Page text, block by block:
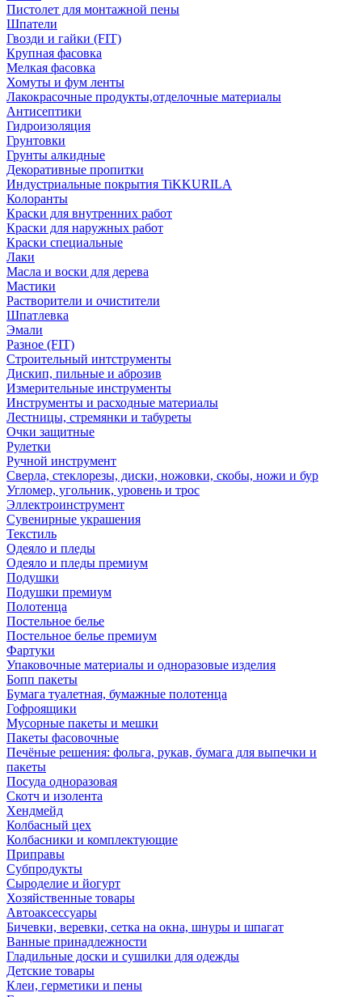
Пистолет для монтажной пены
Шпатели
Гвозди и гайки (FIT)
Крупная фасовка
Мелкая фасовка
Хомуты и фум ленты
Лакокрасочные продукты,отделочные материалы
Антисептики
Гидроизоляция
Грунтовки
Грунты алкидные
Декоративные пропитки
Индустриальные покрытия TiKKURILA
Колоранты
Краски для внутренних работ
Краски для наружных работ
Краски специальные
Лаки
Масла и воски для дерева
Мастики
Растворители и очистители
Шпатлевка
Эмали
Разное (FIT)
Строительный интструменты
Дискип, пильные и аброзив
Измерительные инструменты
Инструменты и расходные материалы
Лестницы, стремянки и табуреты
Очки защитные
Рулетки
Ручной инструмент
Сверла, стеклорезы, диски, ножовки, скобы, ножи и бур
Угломер, угольник, уровень и трос
Эллектроинструмент
Сувенирные украшения
Текстиль
Одеяло и пледы
Одеяло и пледы премиум
Подушки
Подушки премиум
Полотенца
Постельное белье
Постельное белье премиум
Фартуки
Упаковочные материалы и одноразовые изделия
Бопп пакеты
Бумага туалетная, бумажные полотенца
Гофроящики
Мусорные пакеты и мешки
Пакеты фасовочные
Печёные решения: фольга, рукав, бумага для выпечки и
пакеты
Посуда одноразовая
Скотч и изолента
Хендмейд
Колбасный цех
Колбасники и комплектующие
Приправы
Субпродукты
Сыроделие и йогурт
Хозяйственные товары
Автоаксессуары
Бичевки, веревки, сетка на окна, шнуры и шпагат
Ванные принадлежности
Гладильные доски и сушилки для одежды
Детские товары
Клеи, герметики и пены